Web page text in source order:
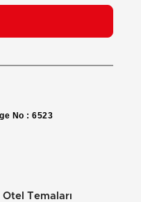
No : 6523
Otel Temaları